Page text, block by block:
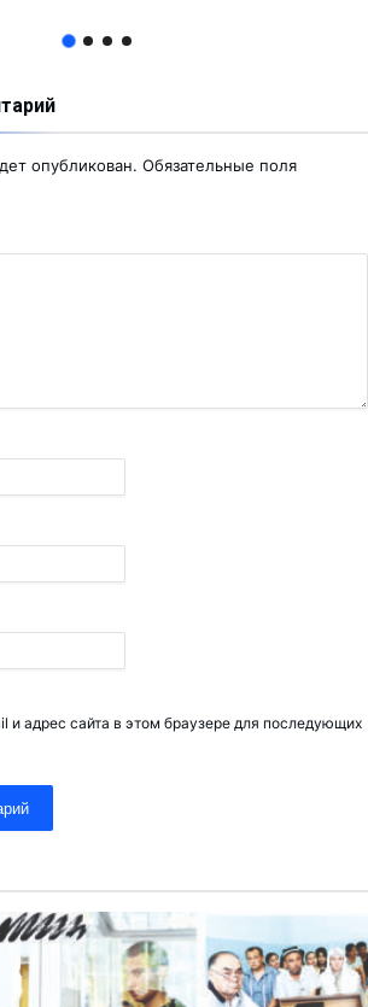
опубликован. Обязательные поля
и адрес сайта в этом браузере для последующих